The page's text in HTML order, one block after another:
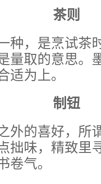
茶则
种，是烹试茶
量取的意思。
适为上。
制钮
外的喜好，所
拙味，精致里
卷气。